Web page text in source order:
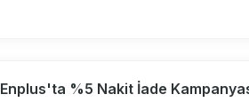
Enplus'ta %5 Nakit İade